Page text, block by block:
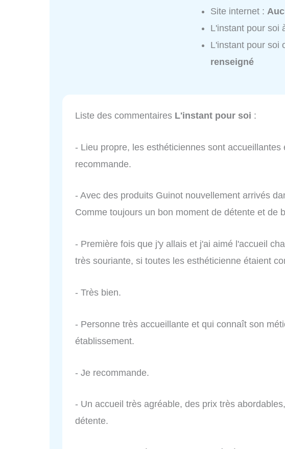
Site internet :
L'instant pour soi
L'instant pour soi
renseigné
Liste des commentaires L'instant pour soi :
- Lieu propre, les esthéticiennes sont accueillantes
recommande.
- Avec des produits Guinot nouvellement arrivés
Comme toujours un bon moment de détente et de
- Première fois que j'y allais et j'ai aimé l'accueil
très souriante, si toutes les esthéticienne étaient
- Très bien.
- Personne très accueillante et qui connaît son
établissement.
- Je recommande.
- Un accueil très agréable, des prix très
détente.